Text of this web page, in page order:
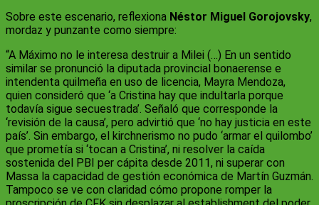
Sobre este escenario, reflexiona Néstor Miguel Gorojovsky,
mordaz y punzante como siempre:
“A Máximo no le interesa destruir a Milei (…) En un sentido
similar se pronunció la diputada provincial bonaerense e
intendenta quilmeña en uso de licencia, Mayra Mendoza,
quien consideró que ‘a Cristina hay que indultarla porque
todavía sigue secuestrada’. Señaló que corresponde la
‘revisión de la causa’, pero advirtió que ‘no hay justicia en este
país’. Sin embargo, el kirchnerismo no pudo ‘armar el quilombo’
que prometía si ‘tocan a Cristina’, ni resolver la caída
sostenida del PBI per cápita desde 2011, ni superar con
Massa la capacidad de gestión económica de Martín Guzmán.
Tampoco se ve con claridad cómo propone romper la